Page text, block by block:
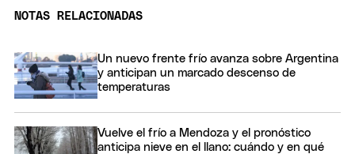
NOTAS RELACIONADAS
Un nuevo frente frío avanza sobre Argentina
y anticipan un marcado descenso de
temperaturas
Vuelve el frío a Mendoza y el pronóstico
anticipa nieve en el llano: cuándo y en qué